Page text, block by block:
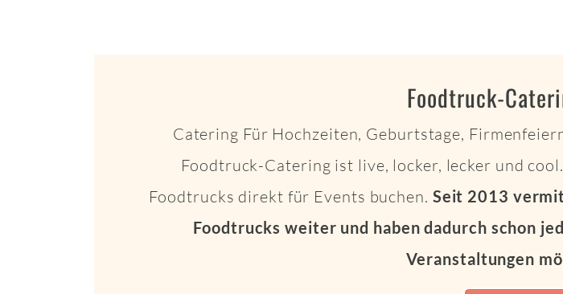
Foodtruck-
Catering Für Hochzeiten, Geburtstage,
Foodtruck-Catering ist live, locker, lecker und
Foodtrucks direkt für Events buchen. Seit 2013
Foodtrucks weiter und haben dadurch schon
Veranstaltungen